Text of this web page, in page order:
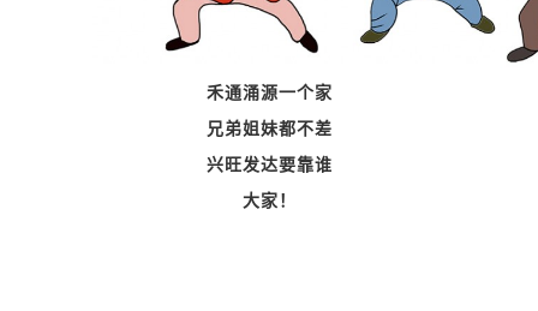
禾通涌源一个家
兄弟姐妹都不差
兴旺发达要靠谁
大家！